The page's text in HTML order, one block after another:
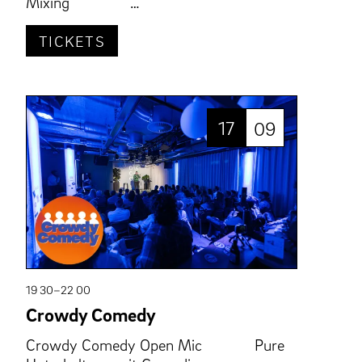
TICKETS
17 09
19 30–22 00
Crowdy Comedy
Crowdy Comedy Open Mic Pure